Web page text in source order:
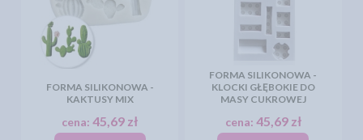
FORMA SILIKONOWA -
KAKTUSY MIX
cena:45,69 zł
FORMA SILIKONOWA -
KLOCKI GŁĘBOKIE DO
MASY CUKROWEJ
cena: 45,69 zł